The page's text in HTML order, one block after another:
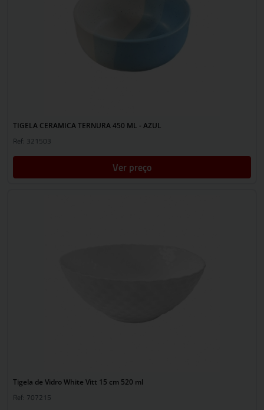
TIGELA CERAMICA TERNURA 450 ML - AZUL
Ref: 321503
Ver preço
Tigela de Vidro White Vitt 15 cm 520 ml
Ref: 707215